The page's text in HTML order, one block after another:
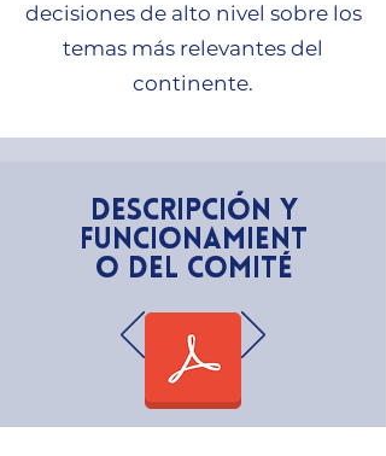
decisiones de alto nivel sobre los
temas más relevantes del
continente.
Descripción y
funcionamient
o del comité